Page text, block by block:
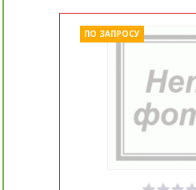
ПО ЗАПРОСУ